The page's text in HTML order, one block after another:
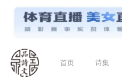
首页 诗集